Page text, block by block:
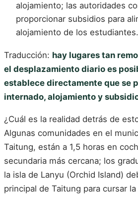
alojamiento; las autoridades
proporcionar subsidios para
alojamiento de los estudiantes.
Traducción: hay lugares tan
el desplazamiento diario es
establece directamente que se
internado, alojamiento y
¿Cuál es la realidad detrás de
Algunas comunidades en el
Taitung, están a 1,5 horas en
secundaria más cercana; los
la isla de Lanyu (Orchid Island)
principal de Taitung para cursar